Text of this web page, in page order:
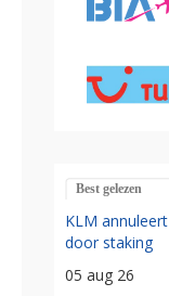
Best gelezen
KLM
door staking
05 aug 26